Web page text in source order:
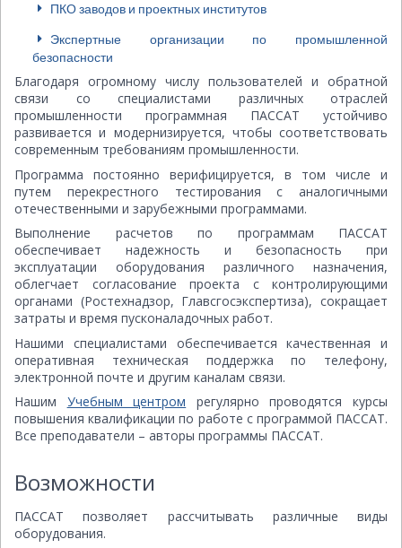
ПКО заводов и проектных институтов
Экспертные организации по промышленной
безопасности
Благодаря огромному числу пользователей и обратной
связи со специалистами различных отраслей
промышленности программная ПАССАТ устойчиво
развивается и модернизируется, чтобы соответствовать
современным требованиям промышленности.
Программа постоянно верифицируется, в том числе и
путем перекрестного тестирования с аналогичными
отечественными и зарубежными программами.
Выполнение расчетов по программам ПАССАТ
обеспечивает надежность и безопасность при
эксплуатации оборудования различного назначения,
облегчает согласование проекта с контролирующими
органами (Ростехнадзор, Главсгосэкспертиза), сокращает
затраты и время пусконаладочных работ.
Нашими специалистами обеспечивается качественная и
оперативная техническая поддержка по телефону,
электронной почте и другим каналам связи.
Нашим Учебным центром регулярно проводятся курсы
повышения квалификации по работе с программой ПАССАТ.
Все преподаватели – авторы программы ПАССАТ.
Возможности
ПАССАТ позволяет рассчитывать различные виды
оборудования.